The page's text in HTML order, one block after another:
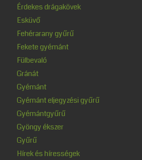
Érdekes drágakövek
Esküvő
Fehérarany gyűrű
Fekete gyémánt
Fülbevaló
Gránát
Gyémánt
Gyémánt eljegyzési gyűrű
Gyémántgyűrű
Gyöngy ékszer
Gyűrű
Hírek és hírességek